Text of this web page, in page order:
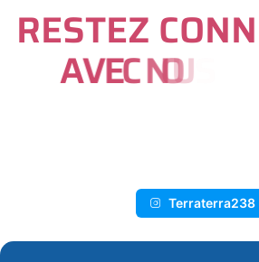
RESTEZ CONN
AVECNO
Terraterra238